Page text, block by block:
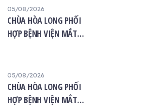
quốc năm 2026
05/08/2026
CHÙA HÒA LONG PHỐI
HỢP BỆNH VIỆN MẮT
NGƯỜI DÂN
05/08/2026
CHÙA HÒA LONG PHỐI
HỢP BỆNH VIỆN MẮT